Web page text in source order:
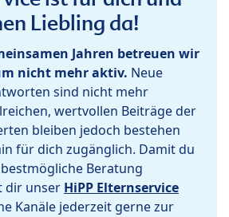
Liebling da!
Jahren betreuen wir
nicht mehr aktiv. Neue
sind nicht mehr
wertvollen Beiträge der
bleiben jedoch bestehen
für dich zugänglich. Damit du
Beratung
dir unser HiPP Elternservice
Kanäle jederzeit gerne zur